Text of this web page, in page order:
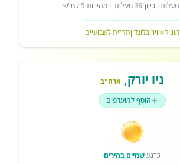
בכיוון39מעלות ובמהירות 5 קמ"ש
מזג האוויר בלונדוןתחזית לשבועיים
ניו יורק, ארה"ב
הוסף למועדפים
כרגעשמיים בהירים